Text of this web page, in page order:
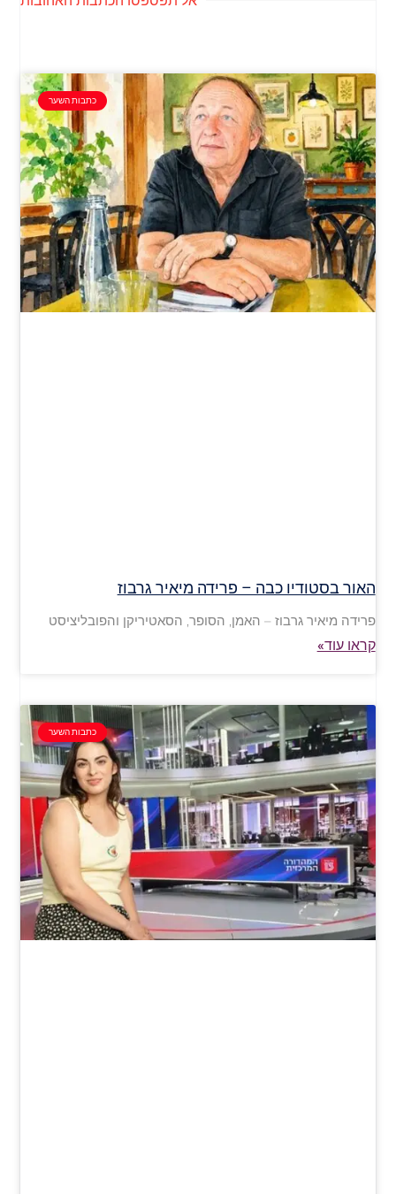
כתבות השער
האור בסטודיו כבה – פרידה מיאיר גרבוז
פרידה מיאיר גרבוז – האמן, הסופר, הסאטיריקן והפובליציסט
קראו עוד»
כתבות השער